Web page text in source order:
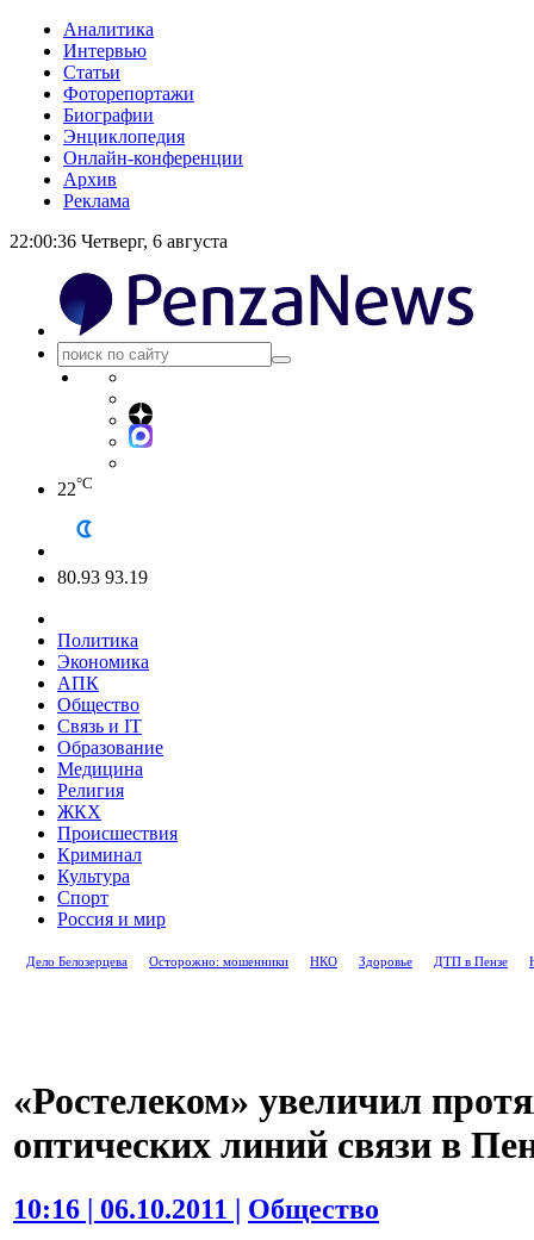
Аналитика
Интервью
Статьи
Фоторепортажи
Биографии
Энциклопедия
Онлайн-конференции
Архив
Реклама
22:00:36 Четверг, 6 августа
22°C
80.93 93.19
Политика
Экономика
АПК
Общество
Связь и IT
Образование
Медицина
Религия
ЖКХ
Происшествия
Криминал
Культура
Спорт
Россия и мир
Дело Белозерцева Осторожно: мошенники НКО Здоровье ДТП в Пензе
«Ростелеком» увеличил
оптических линий связи в
10:16 | 06.10.2011 | Общество